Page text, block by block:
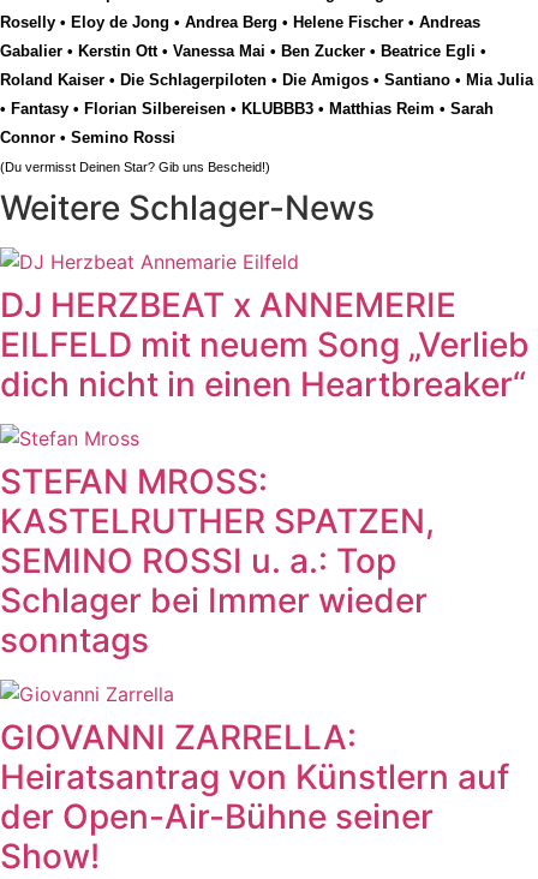
Roselly • Eloy de Jong • Andrea Berg • Helene Fischer • Andreas
Gabalier • Kerstin Ott• Vanessa Mai • Ben Zucker • Beatrice Egli •
Roland Kaiser • Die Schlagerpiloten • Die Amigos • Santiano • Mia Julia
• Fantasy • Florian Silbereisen • KLUBBB3 • Matthias Reim • Sarah
Connor • Semino Rossi
(Du vermisst Deinen Star? Gib uns Bescheid!)
Weitere Schlager-News
DJ HERZBEAT x ANNEMERIE
EILFELD mit neuem Song „Verlieb
dich nicht in einen Heartbreaker“
STEFAN MROSS:
KASTELRUTHER SPATZEN,
SEMINO ROSSI u. a.: Top
Schlager bei Immer wieder
sonntags
GIOVANNI ZARRELLA:
Heiratsantrag von Künstlern auf
der Open-Air-Bühne seiner
Show!